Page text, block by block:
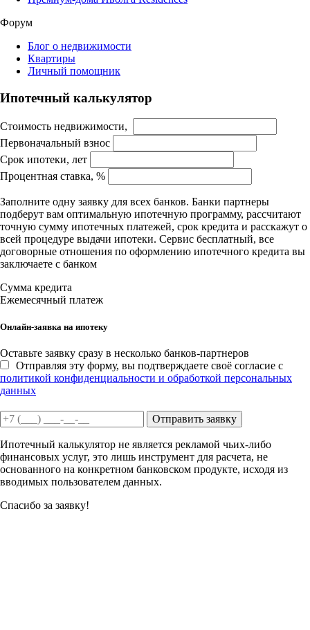
Форум
Блог о недвижимости
Квартиры
Личный помощник
Ипотечный калькулятор
Стоимость недвижимости,
Первоначальный взнос
Срок ипотеки, лет
Процентная ставка, %
Заполните одну заявку для всех банков. Банки партнеры
подберут вам оптимальную ипотечную программу, рассчитают
точную сумму ипотечных платежей, срок кредита и расскажут о
всей процедуре выдачи ипотеки. Сервис бесплатный, все
договорные отношения по оформлению ипотечного кредита вы
заключаете с банком
Сумма кредита
Ежемесячный платеж
Онлайн-заявка на ипотеку
Оставьте заявку сразу в несколько банков-партнеров
Отправляя эту форму, вы подтверждаете своё согласие с
политикой конфиденциальности и обработкой персональных
данных
Отправить заявку
Ипотечный калькулятор не является рекламой чьих-либо
финансовых услуг, это лишь инструмент для расчета, не
основанного на конкретном банковском продукте, исходя из
вводимых пользователем данных.
Спасибо за заявку!